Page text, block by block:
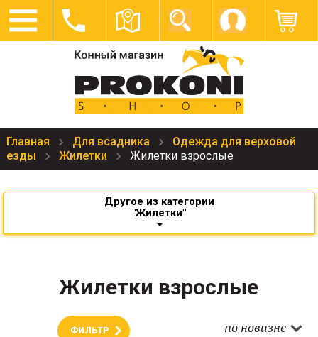
Главная Для всадника
Одежда для верховой
езды
Жилетки Жилетки взрослые
Другое из категории
"Жилетки"
Жилетки взрослые
ФИЛЬТР по новизне
E-KELVIN от Horse Pilot- это инновационная жилетка на молнии с
технологией нагрева I-Warm. Жилетка E-Kelvin с подогревом